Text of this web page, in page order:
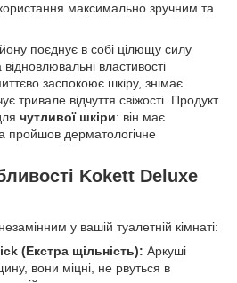
максимально зручним та
поєднує в собі цілющу силу
відновлювальні властивості
заспокоює шкіру, знімає
тривале відчуття свіжості. Продукт
чутливої шкіри: він має
пройшов дерматологічне
Kokett Deluxe
у вашій туалетній кімнаті:
(Екстра щільність): Аркуші
вони міцні, не рвуться в